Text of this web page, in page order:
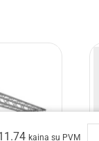
kaina su PVM